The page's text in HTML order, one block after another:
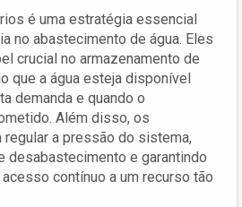
é uma estratégia essencial
no abastecimento de água. Eles
crucial no armazenamento de
que a água esteja disponível
demanda e quando o
Além disso, os
regular a pressão do sistema,
desabastecimento e garantindo
contínuo a um recurso tão